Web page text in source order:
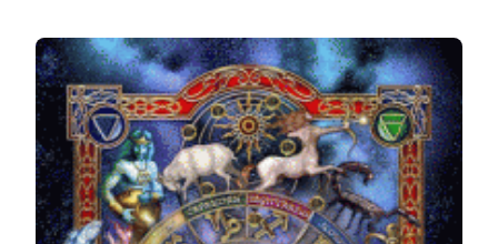
LA
SEMAINE
DU
20
AU
26
NOVEMBRE
2017
–
EN